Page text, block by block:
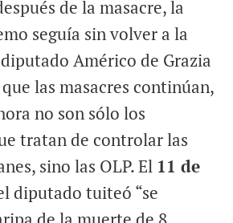
de la masacre, la
seguía sin volver a la
Américo de Grazia
las masacres continúan,
no son sólo los
tratan de controlar las
sino las OLP. El 11 de
diputado tuiteó “se